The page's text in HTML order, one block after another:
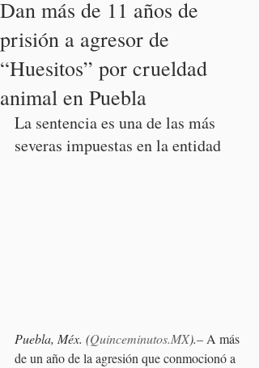
Dan más de 11 años de
prisión a agresor de
“Huesitos” por crueldad
animal en Puebla
La sentencia es una de las más
severas impuestas en la entidad
Puebla, Méx. (Quinceminutos.MX).– A más
de un año de la agresión que conmocionó a